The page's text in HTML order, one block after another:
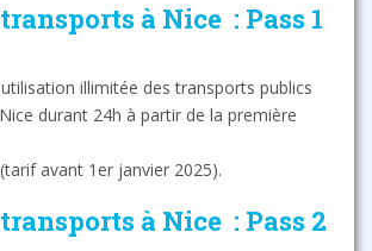
à Nice : Pass 1
illimitée des transports publics
durant 24h à partir de la première
avant 1er janvier 2025).
à Nice : Pass 2